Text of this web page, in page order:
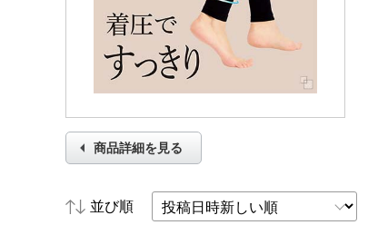
商品詳細を見る
並び順